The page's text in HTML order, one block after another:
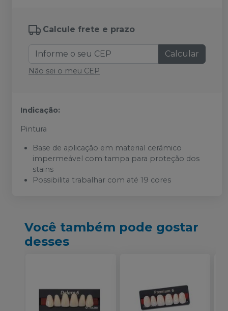
Calcule frete e prazo
Calcular
Não sei o meu CEP
Indicação:
Pintura
Base de aplicação em material cerâmico
impermeável com tampa para proteção dos
stains
Possibilita trabalhar com até 19 cores
Você também pode gostar
desses